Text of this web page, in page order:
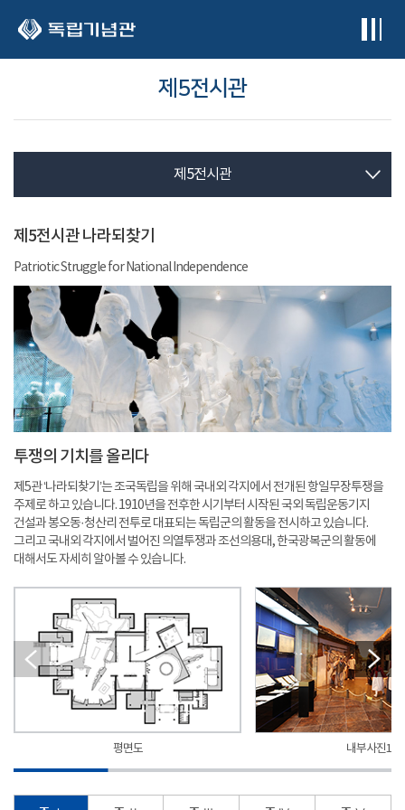
제5전시관
제5전시관
제5전시관 나라되찾기
Patriotic Struggle for National Independence
투쟁의 기치를 올리다
제5관 ‘나라되찾기’는 조국독립을 위해 국내외 각지에서 전개된 항일무장투쟁을
주제로 하고 있습니다. 1910년을 전후한 시기부터 시작된 국외 독립운동기지
건설과 봉오동·청산리 전투로 대표되는 독립군의 활동을 전시하고 있습니다.
그리고 국내외 각지에서 벌어진 의열투쟁과 조선의용대, 한국광복군의 활동에
대해서도 자세히 알아볼 수 있습니다.
평면도 내부사진1